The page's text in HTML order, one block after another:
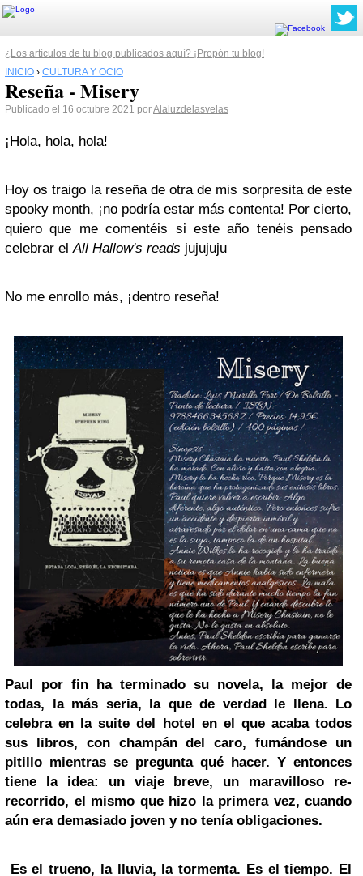
¿Los artículos de tu blog publicados aquí? ¡Propón tu blog!
INICIO › CULTURA Y OCIO
Reseña - Misery
Publicado el 16 octubre 2021 porAlaluzdelasvelas
¡Hola, hola, hola!
Hoy os traigo la reseña de otra de mis sorpresita de este
spooky month, ¡no podría estar más contenta! Por cierto,
quiero que me comentéis si este año tenéis pensado
celebrar elAll Hallow's reads jujujuju
No me enrollo más, ¡dentro reseña!
Paul por fin ha terminado su novela, la mejor de
todas, la más seria, la que de verdad le llena. Lo
celebra en la suite del hotel en el que acaba todos
sus libros, con champán del caro, fumándose un
pitillo mientras se pregunta qué hacer. Y entonces
tiene la idea: un viaje breve, un maravilloso re-
recorrido, el mismo que hizo la primera vez, cuando
aún era demasiado joven y no tenía obligaciones.
Es el trueno, la lluvia, la tormenta. Es el tiempo. El